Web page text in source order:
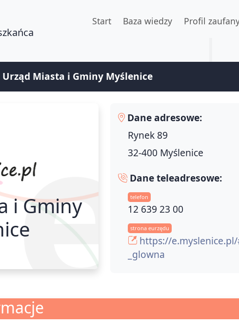
Start Baza wiedzy Profil
Urząd Miasta i Gminy Myślenice
i Gminy
Dane adresowe:
Rynek 89
32-400 Myślenice
Dane teleadresowe:
telefon
12 639 23 00
strona eurzędu
https://
_glowna